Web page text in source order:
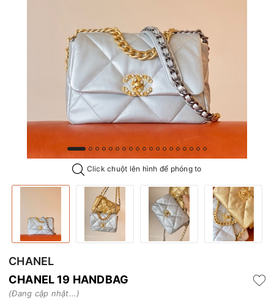
Click chuột lên hình để phóng to
CHANEL
CHANEL 19 HANDBAG
(Đang cập nhật...)